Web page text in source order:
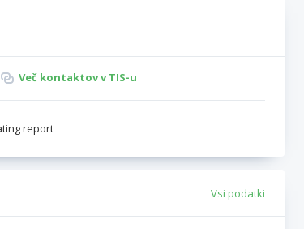
Več kontaktov v TIS-u
report
Vsi podatki